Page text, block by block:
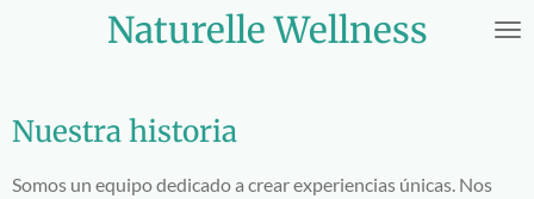
Naturelle Wellness
Nuestra historia
Somos un equipo dedicado a crear experiencias únicas. Nos